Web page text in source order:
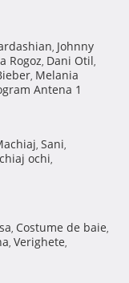
, Johnny
Rogoz, Dani Otil,
, Melania
Antena 1
, Sani,
ochi,
, Costume de baie,
, Verighete,